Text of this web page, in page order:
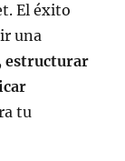
El éxito
una
estructurar
tu